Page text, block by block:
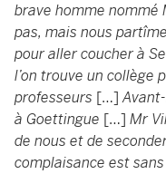
brave homme nommé
pas, mais nous
pour aller coucher à
l’on trouve un collège
professeurs […]
à Goettingue […] Mr
de nous et de
complaisance est